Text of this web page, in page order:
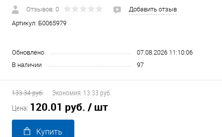
Отзывов: 0
Добавить отзыв
Артикул: Б0065979
Обновлено
07.08.2026 11:10:06
В наличии
97
133.34 руб. Экономия: 13.33 руб.
Цена: 120.01 руб. / шт
Купить